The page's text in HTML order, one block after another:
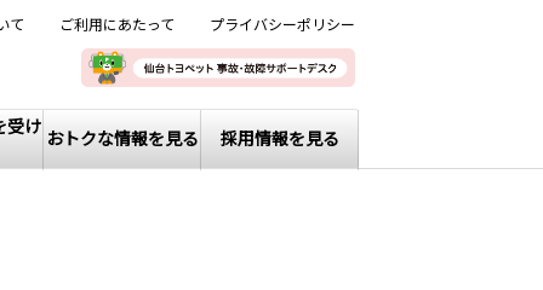
受け おトクな情報を見る 採用情報を見る
て ご利用にあたって プライバシーポリシー